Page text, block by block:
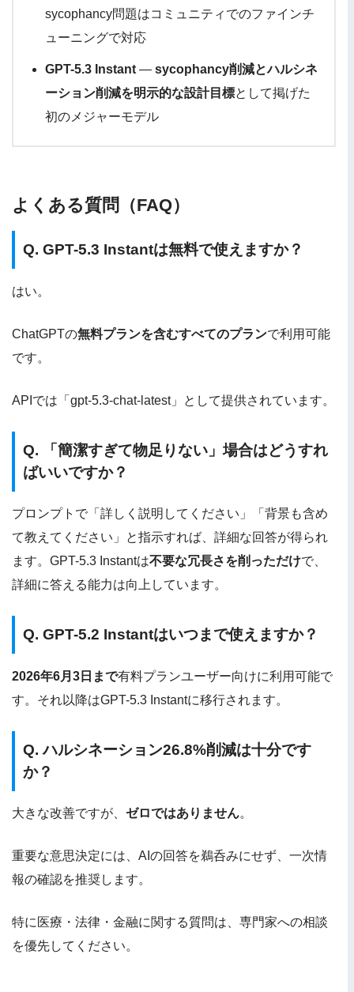
sycophancy問題はコミュニティでのファインチ
ューニングで対応
GPT-5.3 Instant — sycophancy削減とハルシネ
ーション削減を明示的な設計目標として掲げた
初のメジャーモデル
よくある質問（FAQ）
Q. GPT-5.3 Instantは無料で使えますか？
はい。
ChatGPTの無料プランを含むすべてのプランで利用可能
です。
APIでは「gpt-5.3-chat-latest」として提供されています。
Q. 「簡潔すぎて物足りない」場合はどうすれ
ばいいですか？
プロンプトで「詳しく説明してください」「背景も含め
て教えてください」と指示すれば、詳細な回答が得られ
ます。GPT-5.3 Instantは不要な冗長さを削っただけで、
詳細に答える能力は向上しています。
Q. GPT-5.2 Instantはいつまで使えますか？
2026年6月3日まで有料プランユーザー向けに利用可能で
す。それ以降はGPT-5.3 Instantに移行されます。
Q. ハルシネーション26.8%削減は十分です
か？
大きな改善ですが、 ゼロではありません。
重要な意思決定には、AIの回答を鵜呑みにせず、一次情
報の確認を推奨します。
特に医療・法律・金融に関する質問は、専門家への相談
を優先してください。